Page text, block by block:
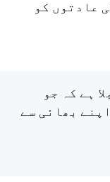
عادتوں کو
ہے کہ جو
بھائی سے